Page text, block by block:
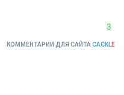
3
КОММЕНТАРИИ ДЛЯ САЙТА CACKLE